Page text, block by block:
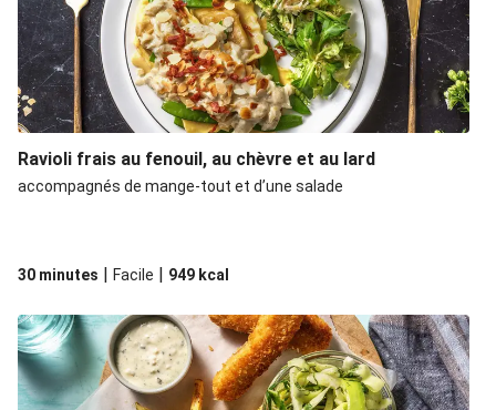
Ravioli frais au fenouil, au chèvre et au lard
accompagnés de mange-tout et d’une salade
30 minutes | Facile | 949 kcal